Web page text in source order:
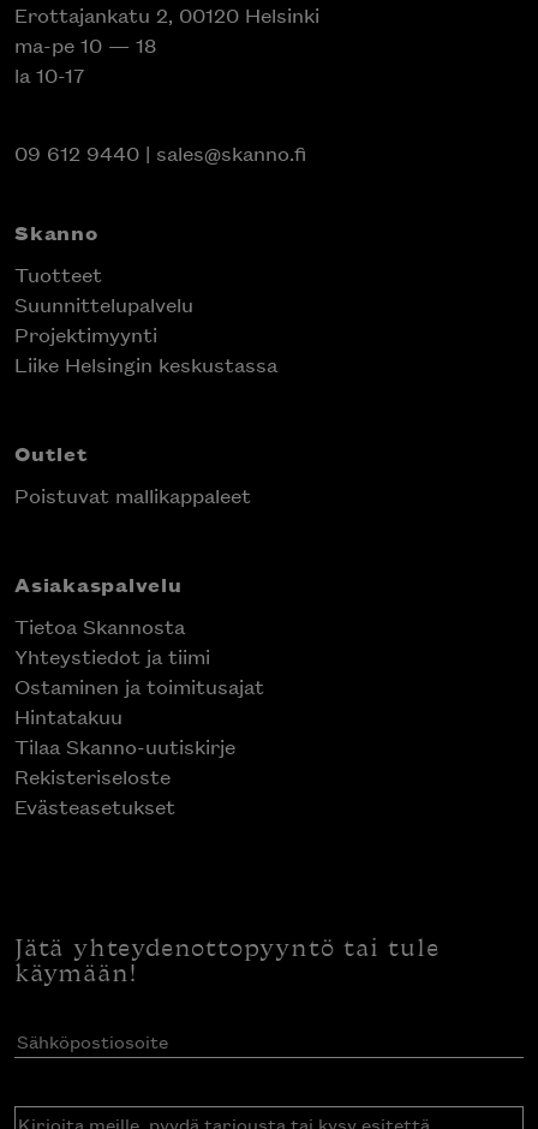
Erottajankatu 2, 00120 Helsinki
ma-pe 10 — 18
la 10-17
09 612 9440 | sales@skanno.fi
Skanno
Tuotteet
Suunnittelupalvelu
Projektimyynti
Liike Helsingin keskustassa
Outlet
Poistuvat mallikappaleet
Asiakaspalvelu
Tietoa Skannosta
Yhteystiedot ja tiimi
Ostaminen ja toimitusajat
Hintatakuu
Tilaa Skanno-uutiskirje
Rekisteriseloste
Evästeasetukset
Jätä yhteydenottopyyntö tai tule
käymään!
Sähköpostiosoite(Pakollinen)
Kirjoita